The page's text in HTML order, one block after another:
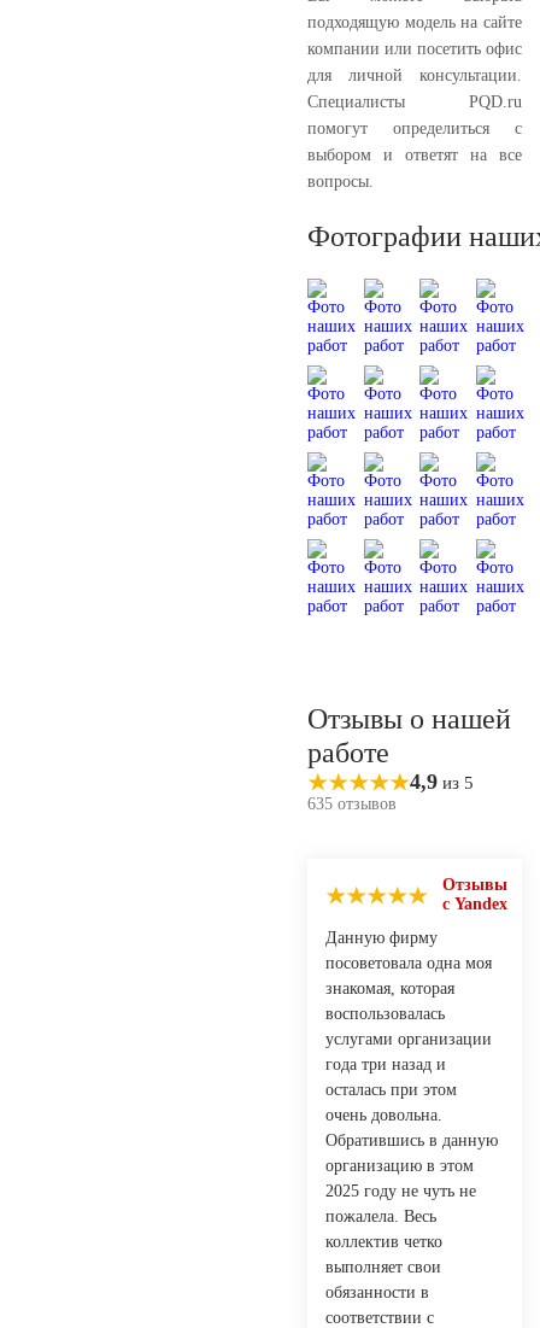
подходящую модель на сайте
компании или посетить офис
для личной консультации.
Специалисты PQD.ru
помогут определиться с
выбором и ответят на все
вопросы.
Фотографии
Отзывы о нашей
работе
4,9 из 5
635 отзывов
Отзывы
с Yandex
Данную фирму
посоветовала одна моя
знакомая, которая
воспользовалась
услугами организации
года три назад и
осталась при этом
очень довольна.
Обратившись в данную
организацию в этом
2025 году не чуть не
пожалела. Весь
коллектив четко
выполняет свои
обязанности в
соответствии с